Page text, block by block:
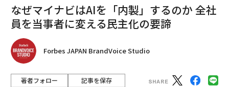
なぜマイナビはAIを「内製」するのか 全社
員を当事者に変える民主化の要諦
Forbes JAPAN BrandVoice Studio
著者フォロー 記事を保存